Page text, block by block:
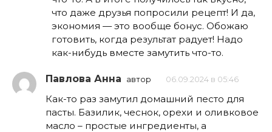
что даже друзья попросили рецепт! И да,
экономия — это вообще бонус. Обожаю
готовить, когда результат радует! Надо
как-нибудь вместе замутить что-то.
Павлова Анна автор 06.09.2024 в 05:46
Как-то раз замутил домашний песто для
пасты. Базилик, чеснок, орехи и оливковое
масло – простые ингредиенты, а